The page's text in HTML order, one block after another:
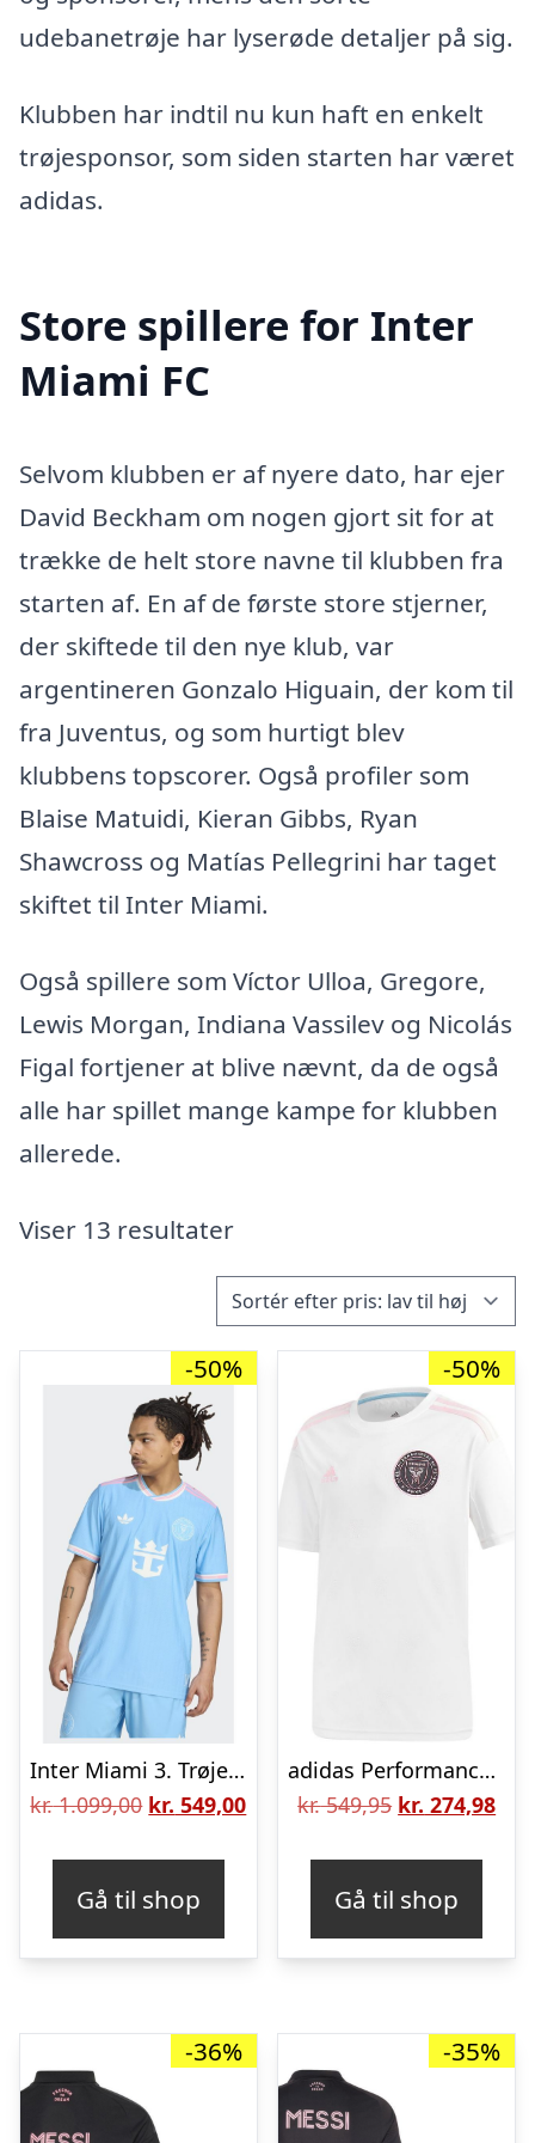
udebanetrøje har lyserøde detaljer på sig.
Klubben har indtil nu kun haft en enkelt
trøjesponsor, som siden starten har været
adidas.
Store spillere for Inter
Miami FC
Selvom klubben er af nyere dato, har ejer
David Beckham om nogen gjort sit for at
trække de helt store navne til klubben fra
starten af. En af de første store stjerner,
der skiftede til den nye klub, var
argentineren Gonzalo Higuain, der kom til
fra Juventus, og som hurtigt blev
klubbens topscorer. Også profiler som
Blaise Matuidi, Kieran Gibbs, Ryan
Shawcross og Matías Pellegrini har taget
skiftet til Inter Miami.
Også spillere som Víctor Ulloa, Gregore,
Lewis Morgan, Indiana Vassilev og Nicolás
Figal fortjener at blive nævnt, da de også
alle har spillet mange kampe for klubben
allerede.
Viser 13 resultater
-50%
Inter Miami 3. Trøje Authentic 2025
kr.1.099,00 Den
var:
kr. 1.099,00.
kr. 549,00Den
kr. 549,00.
Gå til shop
-50%
adidas Performance Fodboldtrøje Inter Miami – Hvid m. Pink Print
kr.549,95 Den
var:
kr. 549,95.
kr. 274,98Den
kr.
Gå til shop
-36% -35%